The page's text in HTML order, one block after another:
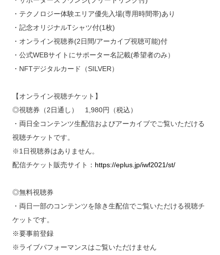
・テクノロジー体験エリア優先入場(専用時間帯)あり
・記念オリジナルTシャツ付(1枚)
・オンライン視聴券(2日間/アーカイブ視聴可能)付
・公式WEBサイトにサポーター名記載(希望者のみ）
・NFTデジタルカード（SILVER）
【オンライン視聴チケット】
◎視聴券（2日通し） 1,980円（税込）
・両日全コンテンツ生配信およびアーカイブでご覧いただける
視聴チケットです。
※1日視聴券はありません。
配信チケット販売サイト： https://eplus.jp/iwf2021/st/
◎無料視聴券
・両日一部のコンテンツを除き生配信でご覧いただける視聴チ
ケットです。
※要事前登録
※ライブパフォーマンスはご覧いただけません